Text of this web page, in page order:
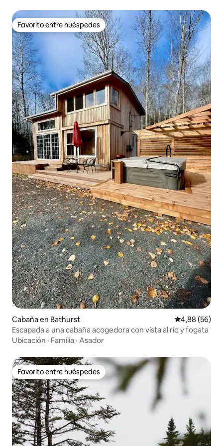
Favorito entre huéspedes
Favorito entre huéspedes
Cabaña en Bathurst Calificación
4,88 (56)
Escapada a una cabaña acogedora con vista al río y fogata
Ubicación · Familia · Asador
Favorito entre huéspedes
Favorito entre huéspedes